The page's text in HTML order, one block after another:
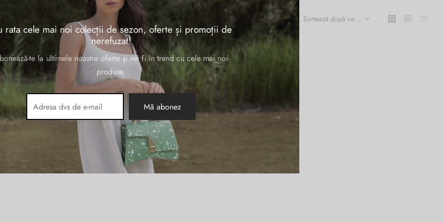
rata cele mai noi colecții de sezon, oferte și promoții de
nerefuzat!
te la ultimele noastre oferte și vei fi în trend cu cele mai noi
produse.
etichetate „geanta piele business dama”
AR
inițial
1,249.00 leiPrețul curent
este:
1,249.00 lei.